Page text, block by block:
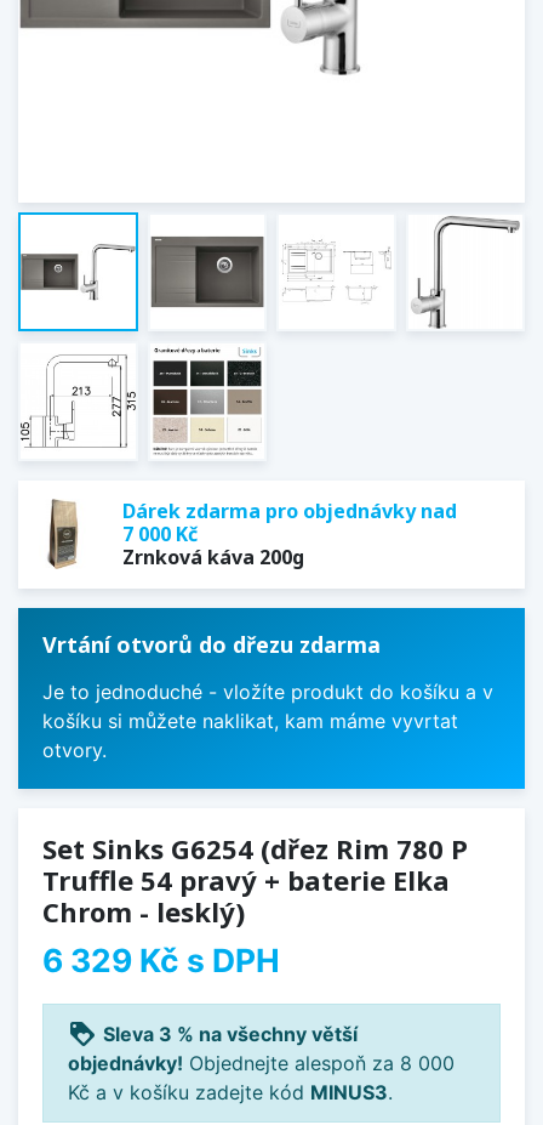
Dárek zdarma pro objednávky nad
7 000 Kč
Zrnková káva 200g
Vrtání otvorů do dřezu zdarma
Je to jednoduché - vložíte produkt do košíku a v
košíku si můžete naklikat, kam máme vyvrtat
otvory.
Set Sinks G6254 (dřez Rim 780 P
Truffle 54 pravý + baterie Elka
Chrom - lesklý)
6 329 Kč s DPH
loyalty Sleva 3 % na všechny větší
objednávky! Objednejte alespoň za 8 000
Kč a v košíku zadejte kód MINUS3.